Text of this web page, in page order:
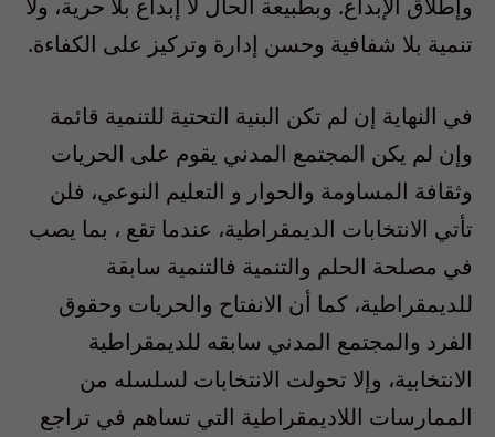
وإطلاق الإبداع. وبطبيعة الحال لا إبداع بلا حرية، ولا
تنمية بلا شفافية وحسن إدارة وتركيز على الكفاءة.
في النهاية إن لم تكن البنية التحتية للتنمية قائمة
وإن لم يكن المجتمع المدني يقوم على الحريات
وثقافة المساومة والحوار و التعليم النوعي، فلن
تأتي الانتخابات الديمقراطية، عندما تقع ، بما يصب
في مصلحة الحلم والتنمية فالتنمية سابقة
للديمقراطية، كما أن الانفتاح والحريات وحقوق
الفرد والمجتمع المدني سابقه للديمقراطية
الانتخابية، وإلا تحولت الانتخابات لسلسله من
الممارسات اللاديمقراطية التي تساهم في تراجع